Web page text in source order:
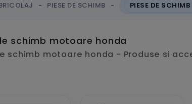
PIESE DE SCHIMB PIESE DE
schimb motoare honda
schimb motoare honda - Produse si